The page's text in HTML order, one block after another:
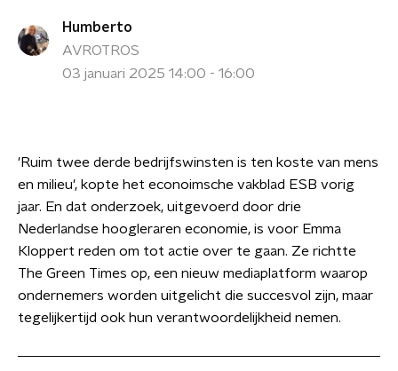
Humberto
AVROTROS
03 januari 2025 14:00 - 16:00
'Ruim twee derde bedrijfswinsten is ten koste van mens
en milieu', kopte het econoimsche vakblad ESB vorig
jaar. En dat onderzoek, uitgevoerd door drie
Nederlandse hoogleraren economie, is voor Emma
Kloppert reden om tot actie over te gaan. Ze richtte
The Green Times op, een nieuw mediaplatform waarop
ondernemers worden uitgelicht die succesvol zijn, maar
tegelijkertijd ook hun verantwoordelijkheid nemen.